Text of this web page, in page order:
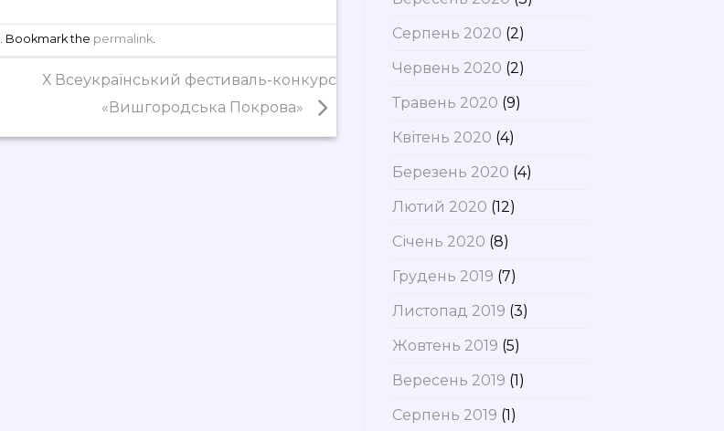
. Bookmark the permalink.
Х Всеукраїнський фестиваль-конкурс
«Вишгородська Покрова»
Серпень 2020 (2)
Червень 2020 (2)
Травень 2020 (9)
Квітень 2020 (4)
Березень 2020 (4)
Лютий 2020 (12)
Січень 2020 (8)
Грудень 2019 (7)
Листопад 2019 (3)
Жовтень 2019 (5)
Вересень 2019 (1)
Серпень 2019 (1)